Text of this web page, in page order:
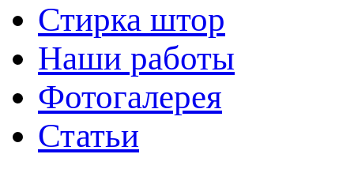
Стирка штор
Наши работы
Фотогалерея
Статьи